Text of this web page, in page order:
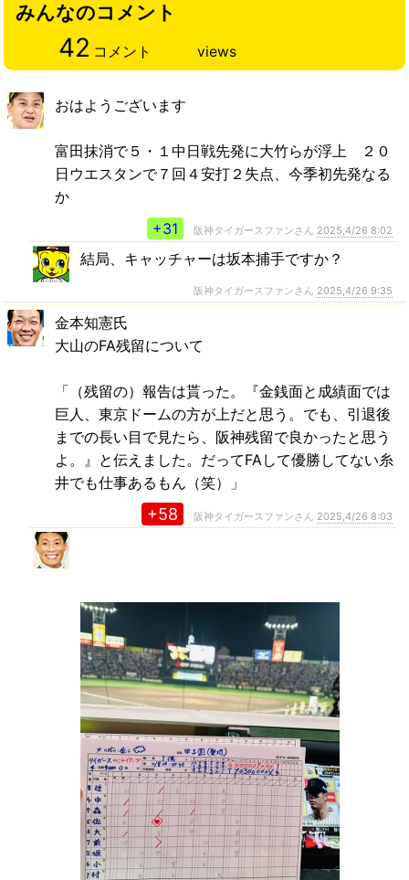
みんなのコメント
42 コメント views
おはようございます
富田抹消で５・１中日戦先発に大竹らが浮上 ２０
日ウエスタンで７回４安打２失点、今季初先発なる
か
+31
阪神タイガースファンさん 2025,4/26 8:02
結局、キャッチャーは坂本捕手ですか？
阪神タイガースファンさん 2025,4/26 9:35
金本知憲氏
大山のFA残留について
「（残留の）報告は貰った。『金銭面と成績面では
巨人、東京ドームの方が上だと思う。でも、引退後
までの長い目で見たら、阪神残留で良かったと思う
よ。』と伝えました。だってFAして優勝してない糸
井でも仕事あるもん（笑）」
+58 阪神タイガースファンさん 2025,4/26 8:03